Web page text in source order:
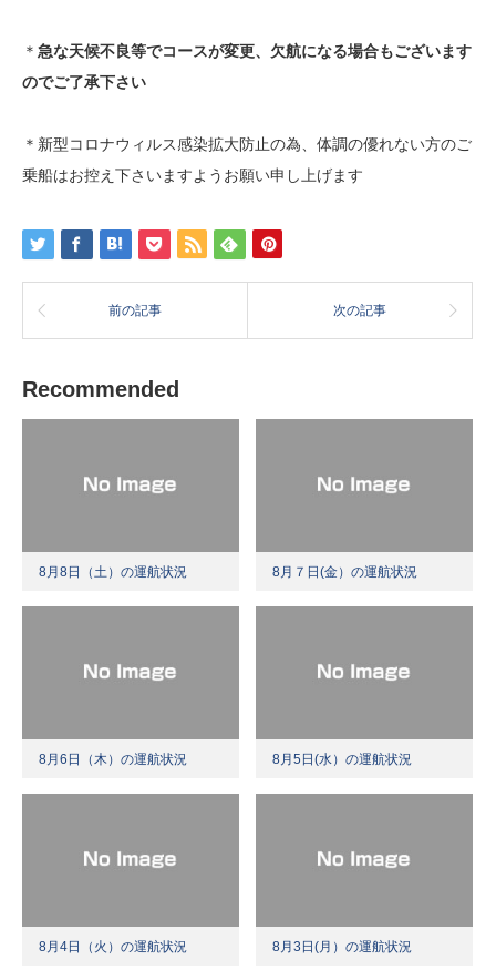
＊ 急な天候不良等でコースが変更、欠航になる場合もございます
のでご了承下さい
＊新型コロナウィルス感染拡大防止の為、体調の優れない方のご
乗船はお控え下さいますようお願い申し上げます
前の記事 次の記事
Recommended
8月8日（土）の運航状況 8月７日(金）の運航状況
8月6日（木）の運航状況 8月5日(水）の運航状況
8月4日（火）の運航状況 8月3日(月）の運航状況